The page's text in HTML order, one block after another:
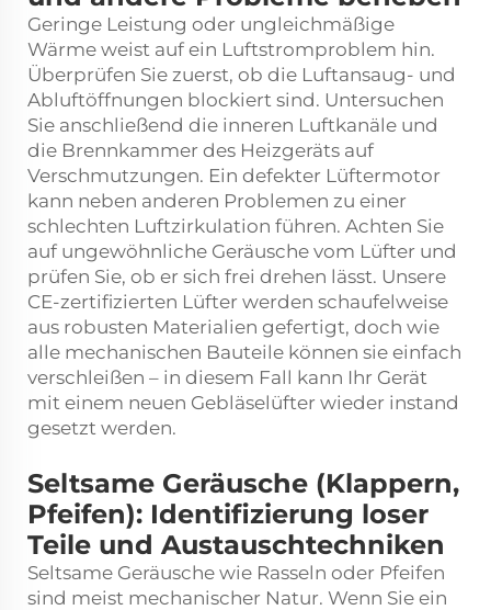
Geringe Leistung oder ungleichmäßige
Wärme weist auf ein Luftstromproblem hin.
Überprüfen Sie zuerst, ob die Luftansaug- und
Abluftöffnungen blockiert sind. Untersuchen
Sie anschließend die inneren Luftkanäle und
die Brennkammer des Heizgeräts auf
Verschmutzungen. Ein defekter Lüftermotor
kann neben anderen Problemen zu einer
schlechten Luftzirkulation führen. Achten Sie
auf ungewöhnliche Geräusche vom Lüfter und
prüfen Sie, ob er sich frei drehen lässt. Unsere
CE-zertifizierten Lüfter werden schaufelweise
aus robusten Materialien gefertigt, doch wie
alle mechanischen Bauteile können sie einfach
verschleißen – in diesem Fall kann Ihr Gerät
mit einem neuen Gebläselüfter wieder instand
gesetzt werden.
Seltsame Geräusche (Klappern,
Pfeifen): Identifizierung loser
Teile und Austauschtechniken
Seltsame Geräusche wie Rasseln oder Pfeifen
sind meist mechanischer Natur. Wenn Sie ein